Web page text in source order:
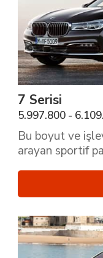
7 Serisi
5.997.800 -
Bu boyut ve
arayan sportif